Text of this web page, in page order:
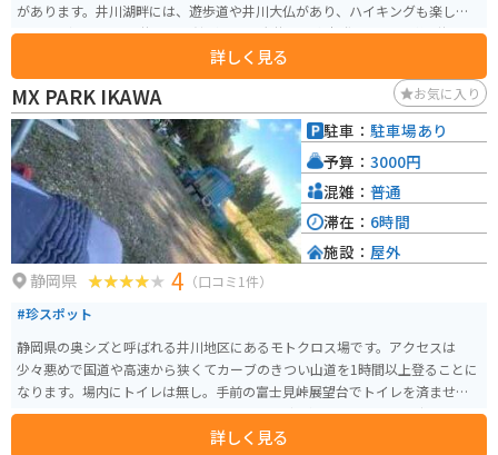
があります。井川湖畔には、遊歩道や井川大仏があり、ハイキングも楽しめ
ます。 ダム近くには井川展示館があり、大井川の水力発電の歴史が解説され
ています。また、無料の井川湖渡船が運航されており、対岸へのアクセスが
可能です。ダム建設により、井川村のアクセスが改善され、大井川鐵道井川
線が延伸されました。 トンネルを抜けるとまっすぐ橋が架かっており、左右
どちらを見ても幻想的な景色が広がっています。静岡市街から約40kmほどか
かりますが、バイクツーリングを楽しみたい方にはおすすめのコースとなっ
ております。静岡市街⇒井川ダム⇒川根方面へなど。
詳しく見る
MX PARK IKAWA お気に入り
静岡県 4 （口コミ1件）
#珍スポット
静岡県の奥シズと呼ばれる井川地区にあるモトクロス場です。アクセスは
少々悪めで国道や高速から狭くてカーブのきつい山道を1時間以上登ることに
なります。場内にトイレは無し。手前の富士見峠展望台でトイレを済ませて
おくことをオススメします。コースは硬め、砂利混じりで晴れると少々スリ
ッピーです。レイアウトは難しくなく初心者でも楽しめます。
詳しく見る
駐車： 駐車場あり
予算： 3000円
混雑： 普通
滞在： 6時間
施設： 屋外